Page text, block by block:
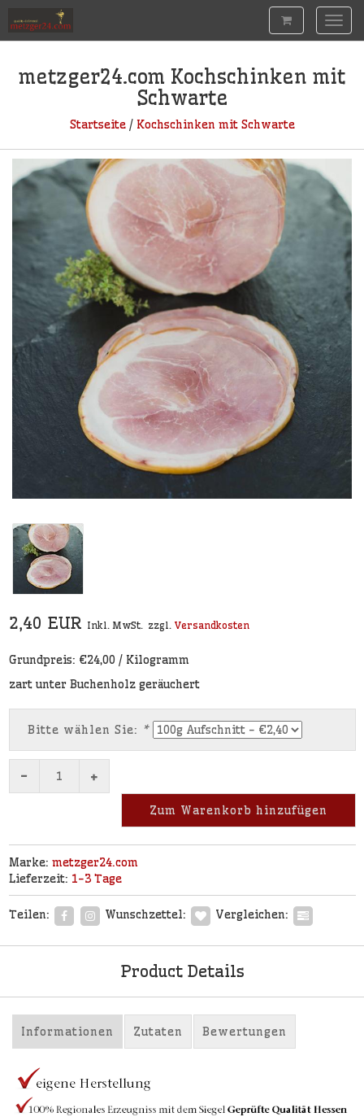
metzger24.com Kochschinken mit
Schwarte
Startseite/ Kochschinken mit Schwarte
2,40 EUR Inkl. MwSt. zzgl. Versandkosten
Grundpreis: €24,00 / Kilogramm
zart unter Buchenholz geräuchert
Bitte wählen Sie: *
- +
Zum Warenkorb hinzufügen
Marke: metzger24.com
Lieferzeit: 1-3 Tage
Teilen: Wunschzettel: Vergleichen:
Product Details
Informationen Zutaten Bewertungen